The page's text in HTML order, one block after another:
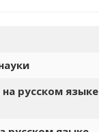
русском языке